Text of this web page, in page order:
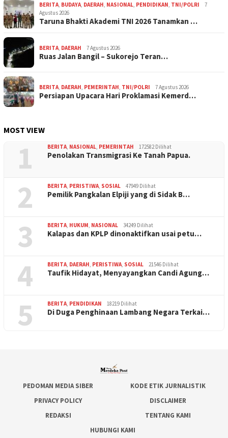
BERITA BUDAYA DAERAH NASIONAL PENDIDIKAN TNI/POLRI
7
Agustus 2026
Taruna Bhakti Akademi TNI 2026 Tanamkan …
BERITA DAERAH 7 Agustus 2026
Ruas Jalan Bangil – Sukorejo Teran…
BERITA DAERAH PEMERINTAH TNI/POLRI 7 Agustus 2026
Persiapan Upacara Hari Proklamasi Kemerd…
MOST VIEW
1 BERITA NASIONAL PEMERINTAH 172582 Dilihat
Penolakan Transmigrasi Ke Tanah Papua.
2 BERITA PERISTIWA SOSIAL 47949 Dilihat
Pemilik Pangkalan Elpiji yang di Sidak B…
3 BERITA HUKUM NASIONAL 34249 Dilihat
Kalapas dan KPLP dinonaktifkan usai petu…
4 BERITA DAERAH PERISTIWA SOSIAL 21546 Dilihat
Taufik Hidayat, Menyayangkan Candi Agung…
5 BERITA PENDIDIKAN 18219 Dilihat
Di Duga Penghinaan Lambang Negara Terkai…
PEDOMAN MEDIA SIBER
KODE ETIK JURNALISTIK
PRIVACY POLICY
DISCLAIMER
REDAKSI
TENTANG KAMI
HUBUNGI KAMI